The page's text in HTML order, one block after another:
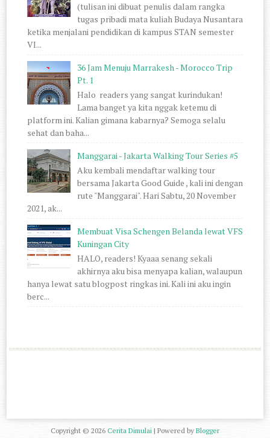
(tulisan ini dibuat penulis dalam rangka
tugas pribadi mata kuliah Budaya Nusantara
ketika menjalani pendidikan di kampus STAN semester
VI...
36 Jam Menuju Marrakesh - Morocco Trip
Pt. 1
Halo readers yang sangat kurindukan!
Lama banget ya kita nggak ketemu di
platform ini. Kalian gimana kabarnya? Semoga selalu
sehat dan baha...
Manggarai - Jakarta Walking Tour Series #5
Aku kembali mendaftar walking tour
bersama Jakarta Good Guide , kali ini dengan
rute "Manggarai". Hari Sabtu, 20 November
2021, ak...
Membuat Visa Schengen Belanda lewat VFS
Kuningan City
HALO, readers! Kyaaa senang sekali
akhirnya aku bisa menyapa kalian, walaupun
hanya lewat satu blogpost ringkas ini. Kali ini aku ingin
berc...
Copyright © 2026 Cerita Dimulai | Powered by Blogger